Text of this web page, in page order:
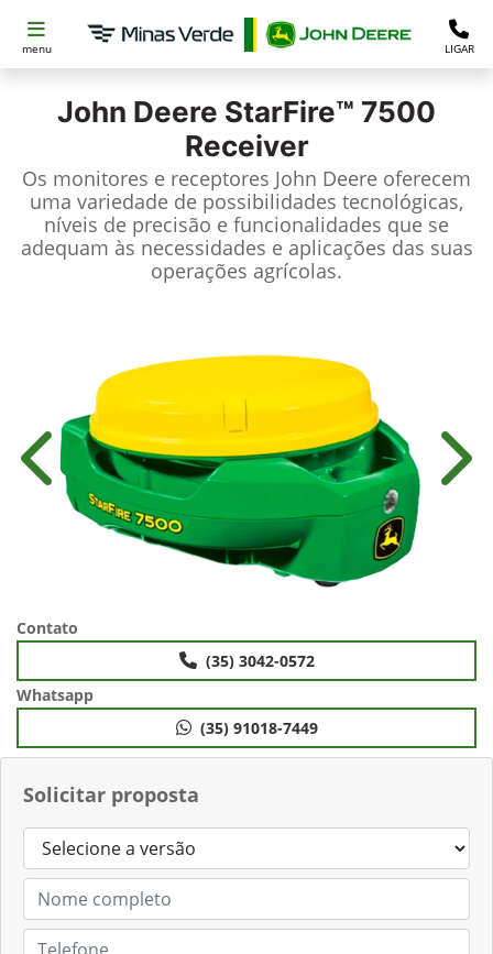
menu LIGAR
John Deere StarFire™ 7500
Receiver
Os monitores e receptores John Deere oferecem
uma variedade de possibilidades tecnológicas,
níveis de precisão e funcionalidades que se
adequam às necessidades e aplicações das suas
operações agrícolas.
Solicitar proposta
Anterior
Contato
(35) 3042-0572
Whatsapp
(35) 91018-7449